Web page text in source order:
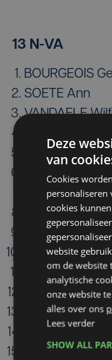
13 N-VA
BOURGEOIS
SOETE Ann
VANDAELE
COUDYSER
ANSEEUW Björn
GODDERIS-
DE
COUPILLIE
VANHEE
RYDE Eva
VAN TIEGHEM
Deze
van
Cookies
personaliseren
cookies
website
om de website
analytische
onze website
alles over ons
Lees verder
SHOW ALL